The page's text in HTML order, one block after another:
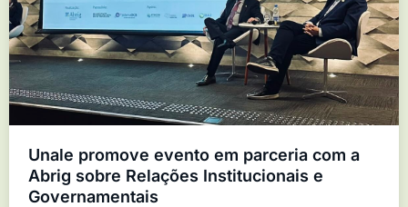
Unale promove evento em parceria com a
Abrig sobre Relações Institucionais e
Governamentais